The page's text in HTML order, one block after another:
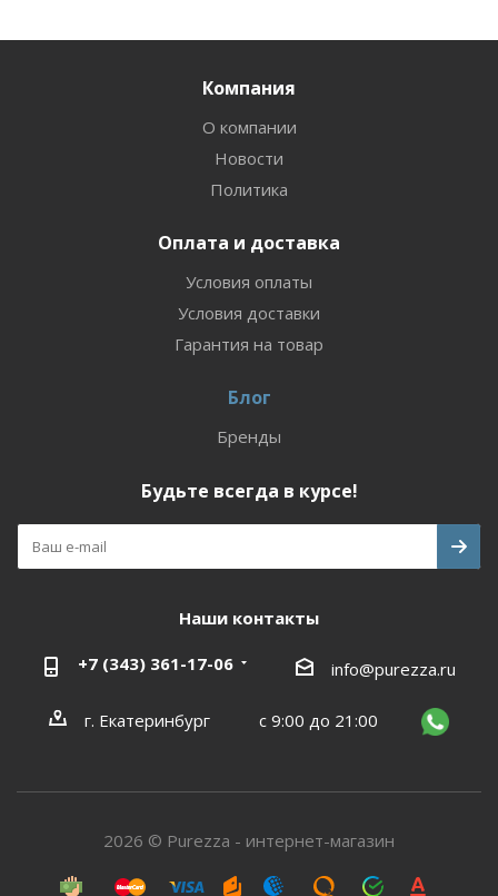
Компания
О компании
Новости
Политика
Оплата и доставка
Условия оплаты
Условия доставки
Гарантия на товар
Блог
Бренды
Будьте всегда в курсе!
Наши контакты
+7 (343) 361-17-06 info@purezza.ru
г. Екатеринбург с 9:00 до 21:00
2026 © Purezza - интернет-магазин